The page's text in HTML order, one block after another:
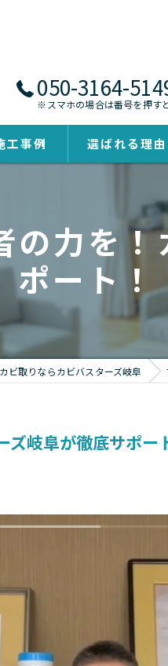
050-3164-
※スマホの場合は番号を押す
工事例 選ばれる理由
力を
ポート！
ビ取りならカビバスターズ岐阜
岐阜が徹底サポー